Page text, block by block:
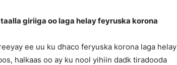
giriiga oo laga helay feyruska korona
ee uu ku dhaco feryuska korona laga helay
halkaas oo ay ku nool yihiin dadk tiradooda